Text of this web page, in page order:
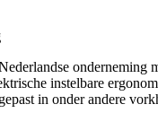
onderneming
instelbare
in onder andere